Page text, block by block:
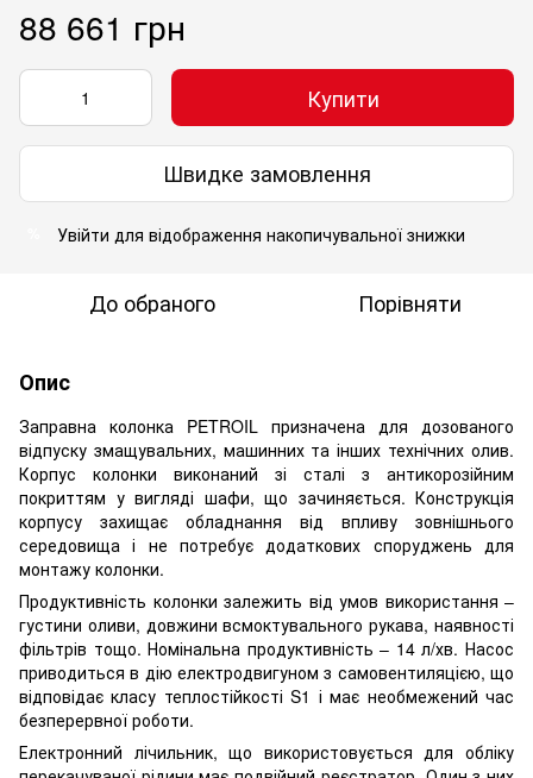
88 661 грн
Купити
Швидке замовлення
Увійти для відображення накопичувальної знижки
До обраного Порівняти
Опис
Заправна колонка PETROIL призначена для дозованого
відпуску змащувальних, машинних та інших технічних олив.
Корпус колонки виконаний зі сталі з антикорозійним
покриттям у вигляді шафи, що зачиняється. Конструкція
корпусу захищає обладнання від впливу зовнішнього
середовища і не потребує додаткових споруджень для
монтажу колонки.
Продуктивність колонки залежить від умов використання –
густини оливи, довжини всмоктувального рукава, наявності
фільтрів тощо. Номінальна продуктивність – 14 л/хв. Насос
приводиться в дію електродвигуном з самовентиляцією, що
відповідає класу теплостійкості S1 і має необмежений час
безперервної роботи.
Електронний лічильник, що використовується для обліку